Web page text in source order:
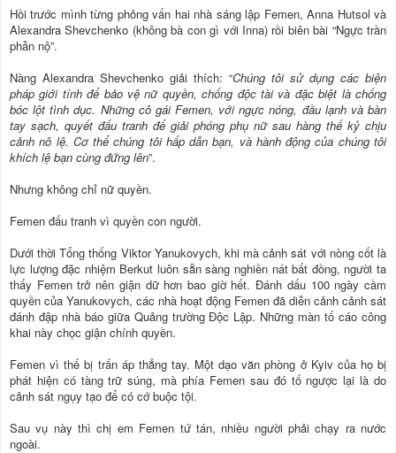
Hồi trước mình từng phỏng vấn hai nhà sáng lập Femen, Anna Hutsol và
Alexandra Shevchenko (không bà con gì với Inna) rồi biên bài “Ngực trần
phẫn nộ”.
Nàng Alexandra Shevchenko giải thích: “Chúng tôi sử dụng các biện
pháp giới tính để bảo vệ nữ quyền, chống độc tài và đặc biệt là chống
bóc lột tình dục. Những cô gái Femen, với ngực nóng, đầu lạnh và bàn
tay sạch, quyết đấu tranh để giải phóng phụ nữ sau hàng thế kỷ chịu
cảnh nô lệ. Cơ thể chúng tôi hấp dẫn bạn, và hành động của chúng tôi
khích lệ bạn cùng đứng lên”.
Nhưng không chỉ nữ quyền.
Femen đấu tranh vì quyền con người.
Dưới thời Tổng thống Viktor Yanukovych, khi mà cảnh sát với nòng cốt là
lực lượng đặc nhiệm Berkut luôn sẵn sàng nghiền nát bất đồng, người ta
thấy Femen trở nên giận dữ hơn bao giờ hết. Đánh dấu 100 ngày cầm
quyền của Yanukovych, các nhà hoạt động Femen đã diễn cảnh cảnh sát
đánh đập nhà báo giữa Quảng trường Độc Lập. Những màn tố cáo công
khai này chọc giận chính quyền.
Femen vì thế bị trấn áp thẳng tay. Một dạo văn phòng ở Kyiv của họ bị
phát hiện có tàng trữ súng, mà phía Femen sau đó tố ngược lại là do
cảnh sát ngụy tạo để có cớ buộc tội.
Sau vụ này thì chị em Femen tứ tán, nhiều người phải chạy ra nước
ngoài.